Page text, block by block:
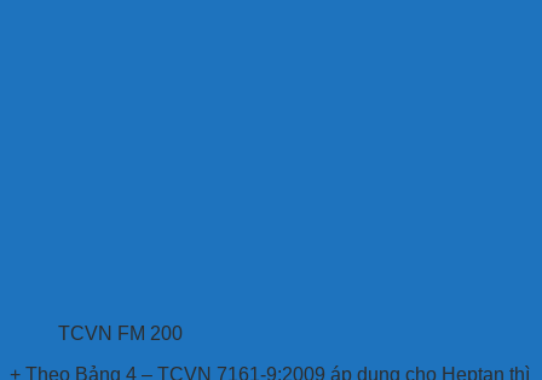
TCVN FM 200
+ Theo Bảng 4 – TCVN 7161-9:2009 áp dụng cho Heptan thì